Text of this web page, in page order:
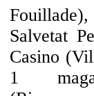
Salvetat
Casino
1